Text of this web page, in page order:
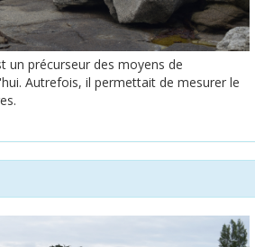
un précurseur des moyens de
Autrefois, il permettait de mesurer le